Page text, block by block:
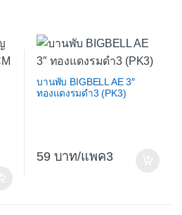
บานพับ BIGBELL AE 3″
ทองแดงรมดำ3 (PK3)
59 /แพค3